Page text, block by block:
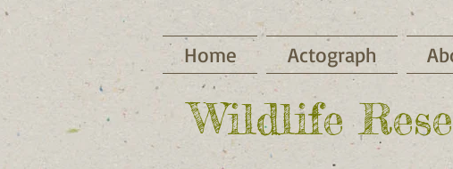
Home Actograph
​Wildlife